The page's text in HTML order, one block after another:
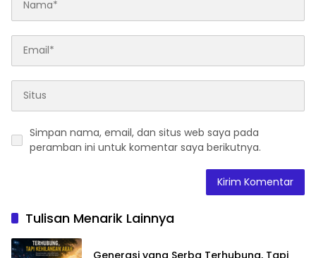
Simpan nama, email, dan situs web saya pada
peramban ini untuk komentar saya berikutnya.
Tulisan Menarik Lainnya
Generasi yang Serba Terhubung, Tapi